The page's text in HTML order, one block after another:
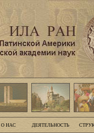
О НАС ДЕЯТЕЛЬНОСТЬ